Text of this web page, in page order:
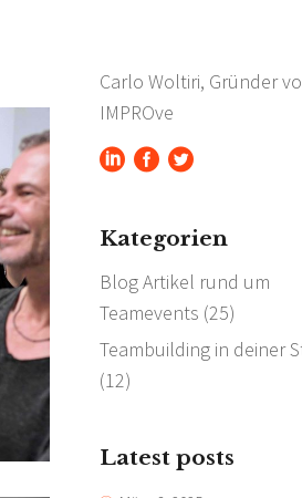
Carlo Woltiri, Gründer
IMPROve
Kategorien
Blog Artikel rund um
Teamevents (25)
Teambuilding in deiner
(12)
Latest posts